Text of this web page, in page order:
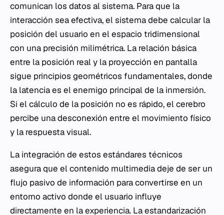
comunican los datos al sistema. Para que la
interacción sea efectiva, el sistema debe calcular la
posición del usuario en el espacio tridimensional
con una precisión milimétrica. La relación básica
entre la posición real y la proyección en pantalla
sigue principios geométricos fundamentales, donde
la latencia es el enemigo principal de la inmersión.
Si el cálculo de la posición no es rápido, el cerebro
percibe una desconexión entre el movimiento físico
y la respuesta visual.
La integración de estos estándares técnicos
asegura que el contenido multimedia deje de ser un
flujo pasivo de información para convertirse en un
entorno activo donde el usuario influye
directamente en la experiencia. La estandarización